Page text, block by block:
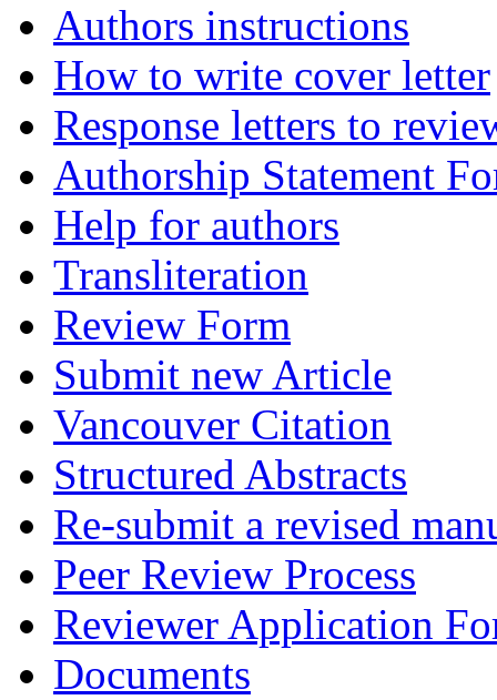
Authors instructions
How to write cover letter
Response letters to
Authorship Statement
Help for authors
Transliteration
Review Form
Submit new Article
Vancouver Citation
Structured Abstracts
Re-submit a revised
Peer Review Process
Reviewer Application
Documents